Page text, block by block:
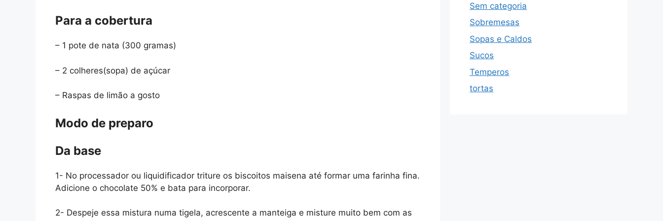
Para a cobertura
– 1 pote de nata (300 gramas)
– 2 colheres(sopa) de açúcar
– Raspas de limão a gosto
Modo de preparo
Da base
1- No processador ou liquidificador triture os biscoitos maisena até formar uma farinha fina.
Adicione o chocolate 50% e bata para incorporar.
2- Despeje essa mistura numa tigela, acrescente a manteiga e misture muito bem com as
Sem categoria
Sobremesas
Sopas e Caldos
Sucos
Temperos
tortas